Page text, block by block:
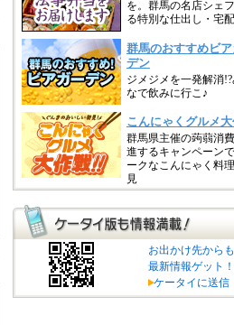
お出かけ先からも
最新情報ゲット！
ケータイに送信